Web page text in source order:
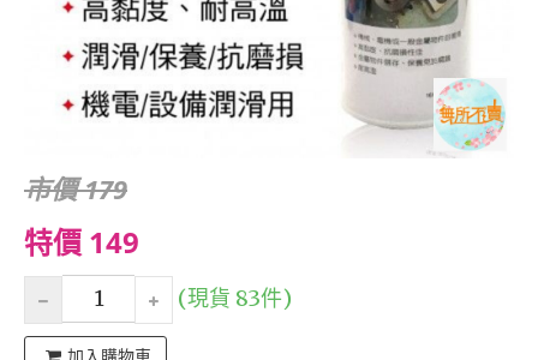
市價 179
特價 149
(現貨 83件)